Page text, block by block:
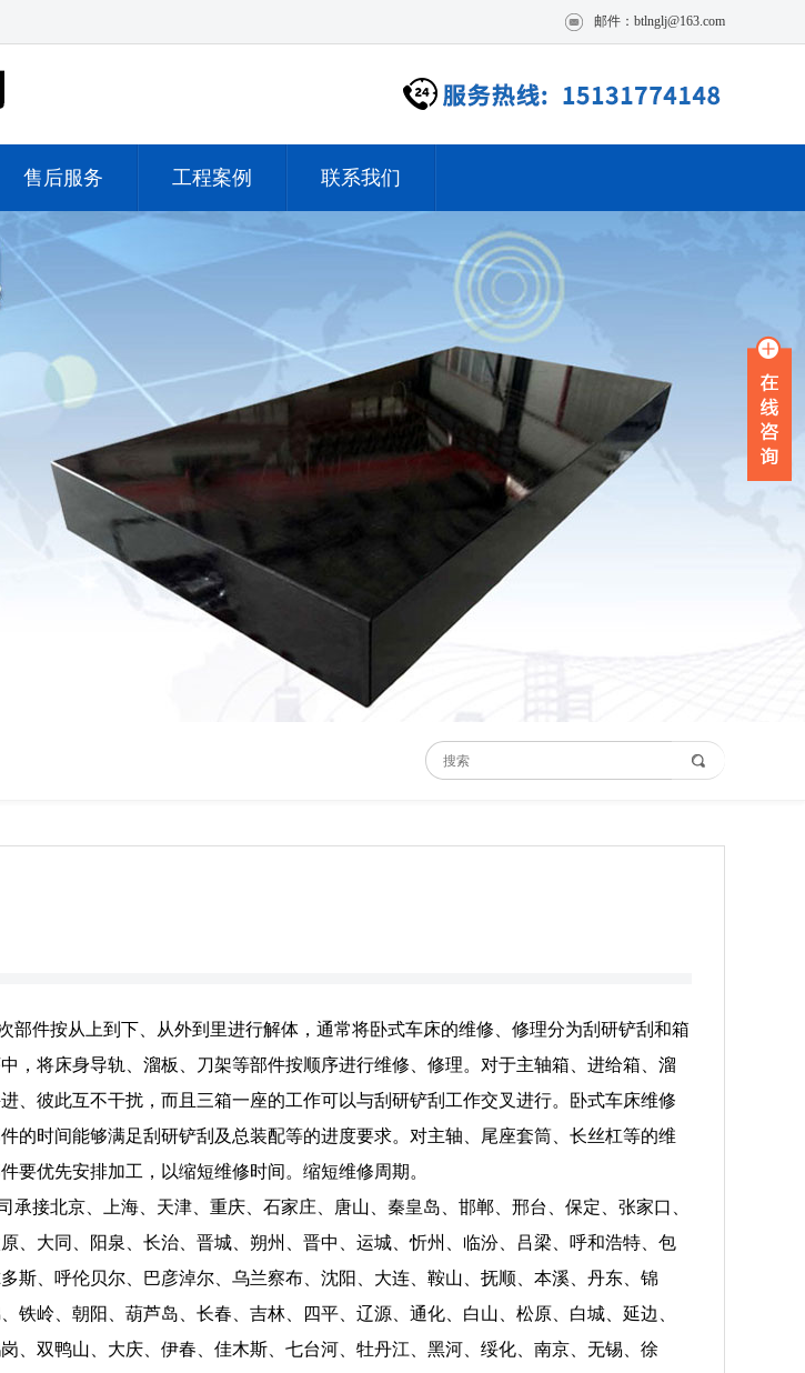
邮件：btlnglj@163.com
售后服务 工程案例 联系我们
部件按从上到下、从外到里进行解体，通常将卧式车床的维修、修理分为刮研铲刮和箱
，将床身导轨、溜板、刀架等部件按顺序进行维修、修理。对于主轴箱、进给箱、溜
、彼此互不干扰，而且三箱一座的工作可以与刮研铲刮工作交叉进行。卧式车床维修
的时间能够满足刮研铲刮及总装配等的进度要求。对主轴、尾座套筒、长丝杠等的维
要优先安排加工，以缩短维修时间。缩短维修周期。
承接北京、上海、天津、重庆、石家庄、唐山、秦皇岛、邯郸、邢台、保定、张家口、
、大同、阳泉、长治、晋城、朔州、晋中、运城、忻州、临汾、吕梁、呼和浩特、包
斯、呼伦贝尔、巴彦淖尔、乌兰察布、沈阳、大连、鞍山、抚顺、本溪、丹东、锦
铁岭、朝阳、葫芦岛、长春、吉林、四平、辽源、通化、白山、松原、白城、延边、
、双鸭山、大庆、伊春、佳木斯、七台河、牡丹江、黑河、绥化、南京、无锡、徐